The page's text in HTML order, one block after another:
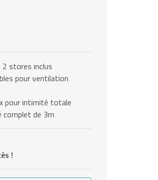
2 stores inclus
pour ventilation
pour intimité totale
complet de 3m
!